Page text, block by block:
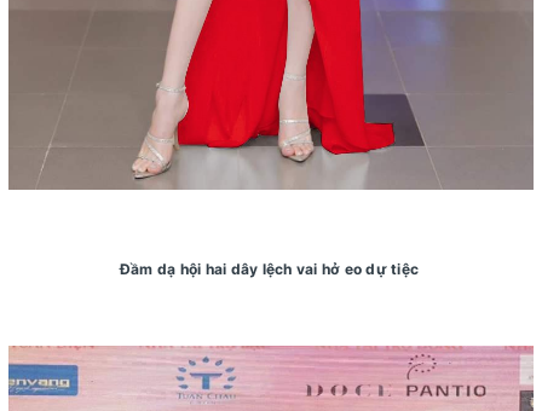
Đầm dạ hội hai dây lệch vai hở eo dự tiệc